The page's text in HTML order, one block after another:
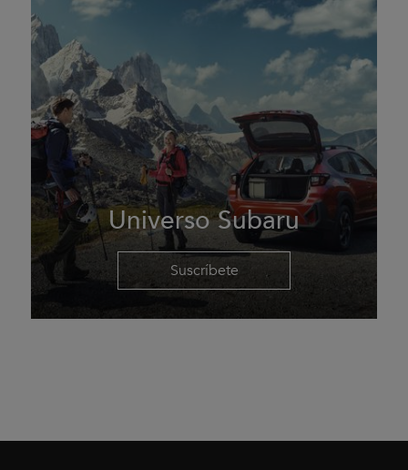
Universo Subaru
Suscríbete